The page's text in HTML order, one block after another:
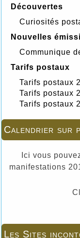
Découvertes
Curiosités
Nouvelles
Communique
Tarifs postaux
Tarifs postaux
Tarifs postaux
Tarifs postaux
Calendrier sur
Ici vous
manifestations
Les Sites